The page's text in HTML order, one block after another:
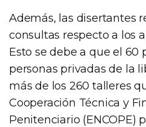
Además, las disertantes
consultas respecto a los
Esto se debe a que el 60
personas privadas de la
más de los 260 talleres
Cooperación Técnica y
Penitenciario (ENCOPE)